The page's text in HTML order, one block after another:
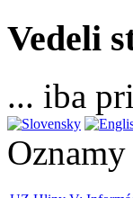
Vedeli
... iba